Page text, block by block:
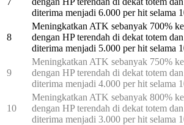
diterima menjadi 6.000 per hit selama
8
Meningkatkan ATK sebanyak 700%
dengan HP terendah di dekat totem
diterima menjadi 5.000 per hit selama
9
Meningkatkan ATK sebanyak 750%
dengan HP terendah di dekat totem
diterima menjadi 4.000 per hit selama
10
Meningkatkan ATK sebanyak 800%
dengan HP terendah di dekat totem
diterima menjadi 3.000 per hit selama